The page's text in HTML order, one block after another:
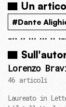
Un
#Dante
Lorenzo
46 articoli
Laureato in